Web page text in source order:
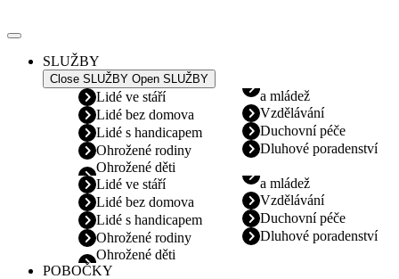
k
SLUŽBY
Close SLUŽBY Open SLUŽBY
Lidé ve stáří
Lidé bez domova
Lidé s handicapem
Ohrožené rodiny
Ohrožené děti
a mládež
Vzdělávání
Duchovní péče
Dluhové poradenství
Lidé ve stáří
Lidé bez domova
Lidé s handicapem
Ohrožené rodiny
Ohrožené děti
a mládež
Vzdělávání
Duchovní péče
Dluhové poradenství
POBOČKY